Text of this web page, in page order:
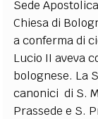
Sede
Chiesa di
a conferma di
Lucio II aveva
bolognese. La
canonici di S.
Prassede e S.